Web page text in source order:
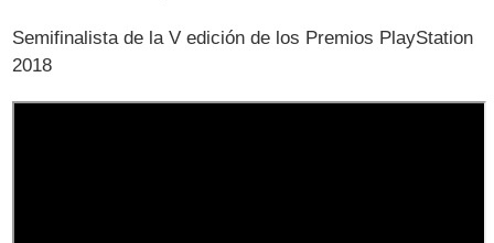
Semifinalista de la V edición de los Premios PlayStation
2018